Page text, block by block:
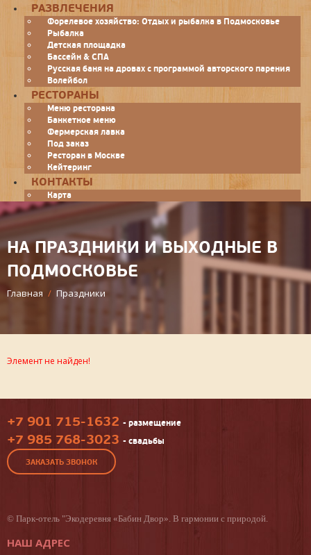
РАЗВЛЕЧЕНИЯ
Форелевое хозяйство: Отдых и рыбалка в Подмосковье
Рыбалка
Детская площадка
Бассейн & СПА
Русская баня на дровах с программой авторского парения
Волейбол
РЕСТОРАНЫ
Меню ресторана
Банкетное меню
Фермерская лавка
Под заказ
Ресторан в Москве
Кейтеринг
КОНТАКТЫ
Карта
НА ПРАЗДНИКИ И ВЫХОДНЫЕ В
ПОДМОСКОВЬЕ
Главная / Праздники
Элемент не найден!
+7 901 715-1632 - размещение
+7 985 768-3023 - свадьбы
ЗАКАЗАТЬ ЗВОНОК
© Парк-отель "Экодеревня «Бабин Двор». В гармонии с природой.
НАШ АДРЕС